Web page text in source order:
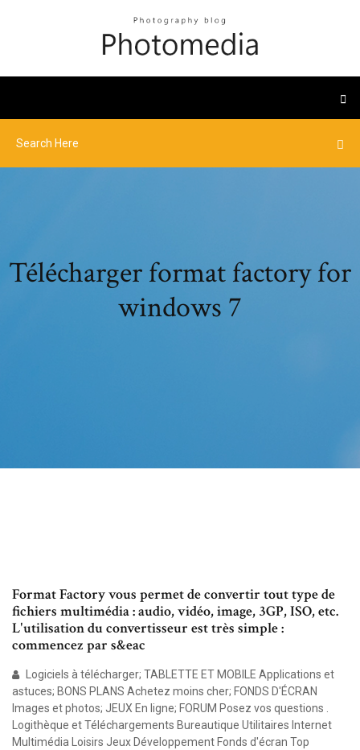
Télécharger format factory for
windows 7
Format Factory vous permet de convertir tout type de
fichiers multimédia : audio, vidéo, image, 3GP, ISO, etc.
L'utilisation du convertisseur est très simple :
commencez par s&eac
Logiciels à télécharger; TABLETTE ET MOBILE Applications et
astuces; BONS PLANS Achetez moins cher; FONDS D'ÉCRAN
Images et photos; JEUX En ligne; FORUM Posez vos questions .
Logithèque et Téléchargements Bureautique Utilitaires Internet
Multimédia Loisirs Jeux Développement Fonds d'écran Top